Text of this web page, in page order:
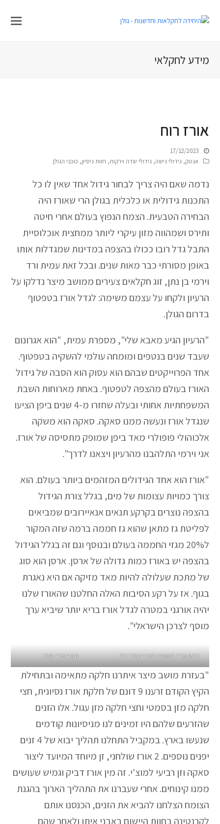
מידע לחקלאי
אורז רוח
17/12/2023
אגטק,גידולי נישה,גידולי שדה וירקות, חוות ניסיון, כוכבי הגולן
נדמה שאם היה צריך לבחור גידול אחד שאין לו כל
התכנות גידולית או כלכלית בגולן הרי שאורז היה
הבחירה הטבעית. הצמח הנפוץ בעולם אחרי חיטה
ותירס ושמהווה מזון עיקרי ליותר ממחצית אוכלוסיית
התבל גדל רובו ככולו בהצפה במדינות שמגדלות אותו
באופן מסורתי כבר מאות שנים. ובכל זאת עמית ורד
וירמי בן נתן, זוג חקלאים צעירים ממושב מיצר נדלקו על
הרעיון ולקחו על עצמם משימה: לגדל אורז בטפטוף
בדרום הגולן.
"הרעיון הגיע מאבא שלי", מספרת עמית, "הוא אגרונום
שעבד שנים בנטפים ומומחה עולמי להשקיה בטפטוף.
אחד הפרוייקטים שבהם הוא עסוק הוא הסבה של גידול
האורז בעולם מהצפה לטפטוף. באחת מארוחות השבת
המשפחתיות אחותי ובעלה שחזרו מ-4 שנים ביפן הציעו
שנגדל אורז ונעשה ממנו סאקה. סאקה הוא משקה
אלכוהולי פופולרי מאד ביפן שמופק מתסיסה של אורז.
אני וירמי התלהבנו מהרעיון ויצאנו לדרך".
"אורז הוא אחד הגידולים המזהמים ביותר בעולם. הוא
צורך כמויות עצומות של מים, בגלל צורת הגידול
בהצפה נוצרים בקרקע תנאים אנאיירובים שמביאים
לפליטת גז מתאן שהוא גז חממה ברמה שזה המקור
ל20% מגזי החממה בעולם ובנוסף וגם זה בגלל הגידול
בהצפה יש באורז כמות גדולה של ארסן. ארסן הוא סוג
של מתכת שעלולה להיות מאד מזיקה אם היא נאגרת
בגוף. אז על רקע הסיבות האלה החלטנו שהאורז שלנו
יהיה אורגני במטרה לגדל אורז בריא יותר שיביא ערך
מוסף לצרכן הישראלי".
ייבוש אורז לסאקה לאחר קציר ידני קציר אורז מכני
"בעזרת מושב מיצר איתרנו חלקה מתאימה ובתחילת
הקיץ הקודם זרענו 9 דונם של חלקת אורז נסיונית, חצי
חלקה מזן בסמטי וחצי חלקה מזן עגול. אלו הזנים
שהזרעים שלהם היו זמינים לנו מניסיונות קודמים
שנעשו בארץ. במקביל התחלנו תהליך יבוא של 4 זנים
יפנים נוספים. 2 אורז שולחני, זן מיוחד המיועד ליצור
סאקה וזן רביעי למוצ'י. זה מין אורז דביק וגמיש שעושים
ממנו קינוחים. אחרי שעברנו את התהליך הארוך בהגנת
הצומח הצלחנו להביא את הזנים, הכנסנו אותם
לקרנטינה בחוות היישום באבני איתן ולאחר שהם